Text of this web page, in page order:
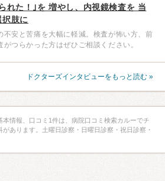
れた！｣を 増やし、内視鏡検査を 当
肢に
不安と苦痛を大幅に軽減。検査が怖い方、前
がつらかった方はぜひご相談ください。
ドクターズインタビューをもっと読む »
情報、口コミ1件は、病院口コミ検索カルーでチ
あります。土曜日診察・日曜日診察・祝日診察・